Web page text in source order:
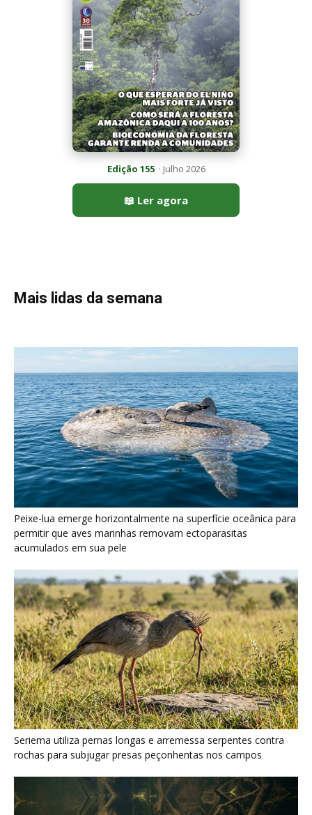
Mais lidas da semana
Peixe-lua emerge horizontalmente na superfície oceânica para
permitir que aves marinhas removam ectoparasitas
Seriema utiliza pernas longas e arremessa serpentes contra
rochas para subjugar presas peçonhentas nos campos
Poraquê sincroniza descargas elétricas em grupo para
amplificar campo elétrico e atordoar cardumes de peixes
maiores na Amazônia